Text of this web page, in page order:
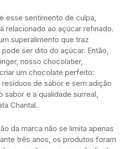
esse sentimento de culpa,
relacionado ao açúcar refinado.
superalimento que traz
ser dito do açúcar. Então,
nosso chocolatier,
um chocolate perfeito:
de sabor e sem adição
e a qualidade surreal,
Chantal.
da marca não se limita apenas
três anos, os produtos foram